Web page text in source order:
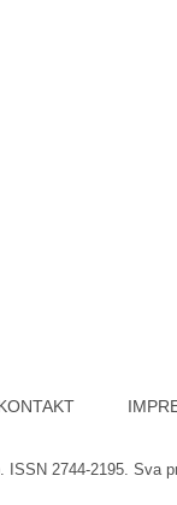
ISSN 2744-2195. Sva